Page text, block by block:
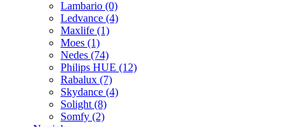
Lambario (0)
Ledvance (4)
Maxlife (1)
Moes (1)
Nedes (74)
Philips HUE (12)
Rabalux (7)
Skydance (4)
Solight (8)
Somfy (2)